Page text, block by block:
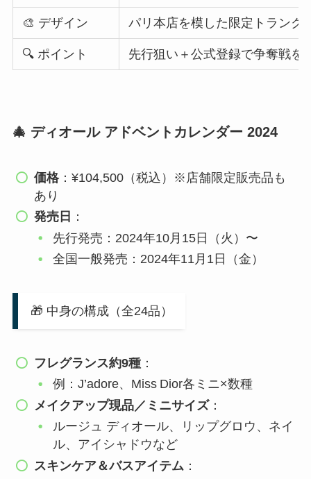
🎨 デザイン パリ本店を模した限定トランク
🔍 ポイント 先行狙い＋公式登録で争奪戦を
🎄 ディオール アドベントカレンダー 2024
価格：¥104,500（税込）※店舗限定販売品も
あり
発売日 ：
先行発売：2024年10月15日（火）〜
全国一般発売：2024年11月1日（金）
🎁 中身の構成（全24品）
フレグランス約9種 ：
例：J’adore、Miss Dior各ミニ×数種
メイクアップ現品／ミニサイズ：
ルージュ ディオール、リップグロウ、ネイ
ル、アイシャドウなど
スキンケア＆バスアイテム ：